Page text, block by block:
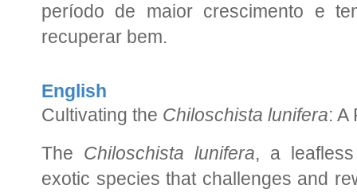
período de maior crescimento e
recuperar bem.
English
Cultivating the Chiloschista lunifera: A
The Chiloschista lunifera, a
exotic species that challenges and